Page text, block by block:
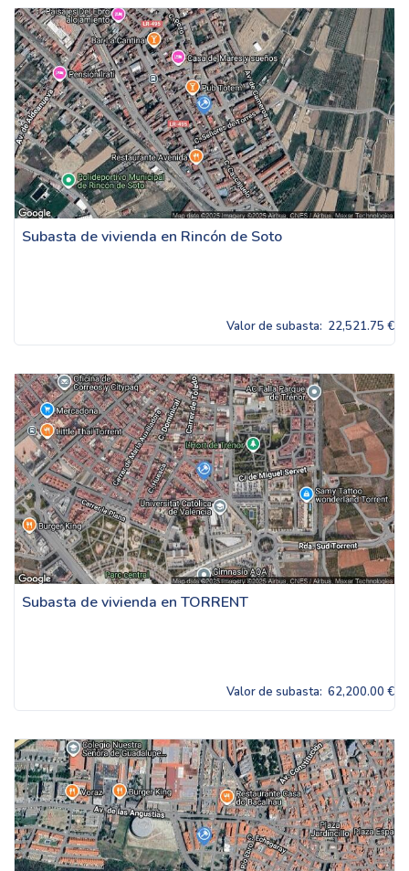
Subasta de vivienda en Rincón de Soto
Valor de subasta: 22,521.75 €
Subasta de vivienda en TORRENT
Valor de subasta: 62,200.00 €